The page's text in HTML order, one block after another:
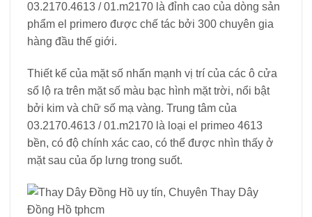
03.2170.4613 / 01.m2170 là đỉnh cao của dòng sản
phẩm el primero được chế tác bởi 300 chuyên gia
hàng đầu thế giới.
Thiết kế của mặt số nhấn mạnh vị trí của các ô cửa
sổ lộ ra trên mặt số màu bạc hình mặt trời, nổi bật
bởi kim và chữ số mạ vàng. Trung tâm của
03.2170.4613 / 01.m2170 là loại el primeo 4613
bền, có độ chính xác cao, có thể được nhìn thấy ở
mặt sau của ốp lưng trong suốt.